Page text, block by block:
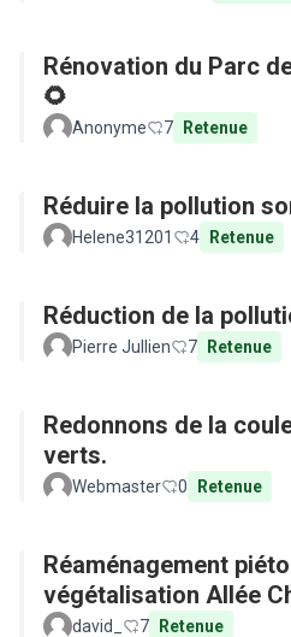
Rénovation du Parc
🌻
Anonyme 7 Retenue
Réduire la pollution
Helene31201 4 Retenue
Réduction de la
Pierre Jullien 7 Retenue
Redonnons de la
verts.
Webmaster 0 Retenue
Réaménagement
végétalisation Allée
david_ 7 Retenue